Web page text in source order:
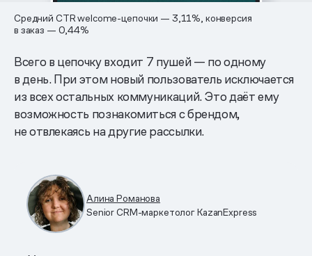
Средний CTR welcome-цепочки — 3,11%, конверсия
в заказ — 0,44%
Всего в цепочку входит 7 пушей — по одному
в день. При этом новый пользователь исключается
из всех остальных коммуникаций. Это даёт ему
возможность познакомиться с брендом,
не отвлекаясь на другие рассылки.
Алина Романова
Senior CRM-маркетолог KazanExpress